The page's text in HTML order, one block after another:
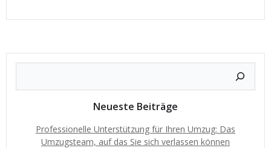
Neueste Beiträge
Professionelle Unterstützung für Ihren Umzug: Das
Umzugsteam, auf das Sie sich verlassen können